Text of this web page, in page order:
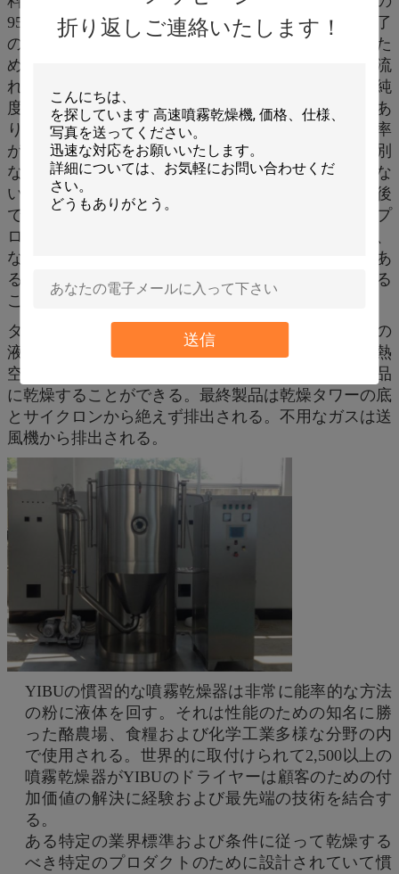
折り返しご連絡いたします！
送信
95%-98%は時に蒸発させることができる。乾燥の完了
の時は数秒だけである。これは感熱材料を乾燥するた
めに特に適している。その最終製品はよい均等性、流
れの能力及び容解性を所有する。そして最終製品は純
度で高く、質でよい。生産のプロシージャは簡単であ
り、操作および制御は容易である。40-60%の含水率
が付いている液体は粉または粒子プロダクトに（特別
な材料のため、内容は90%までであるかもしれな
い。）時間一度乾燥することができる。乾式法の後
で、こわれ、生産の操作のプロシージャを減らし、プ
ロダクト純度を高めるために分類のための必要性が、
ない。プロダクト粒子の直径、緩みおよび含水量はあ
る特定の範囲内の操作の条件の変更によって調節する
ことができる。
タワーの上のED遠心スプレーヤーは非常に良い霧の
液体のビードに、物質的な液体回り、吹きかかる。熱
空気の連絡の非常に短い時によって、材料は最終製品
に乾燥することができる。最終製品は乾燥タワーの底
とサイクロンから絶えず排出される。不用なガスは送
風機から排出される。
YIBUの慣習的な噴霧乾燥器は非常に能率的な方法
の粉に液体を回す。それは性能のための知名に勝
った酪農場、食糧および化学工業多様な分野の内
で使用される。世界的に取付けられて2,500以上の
噴霧乾燥器がYIBUのドライヤーは顧客のための付
加価値の解決に経験および最先端の技術を結合す
る。
ある特定の業界標準および条件に従って乾燥する
べき特定のプロダクトのために設計されていて慣